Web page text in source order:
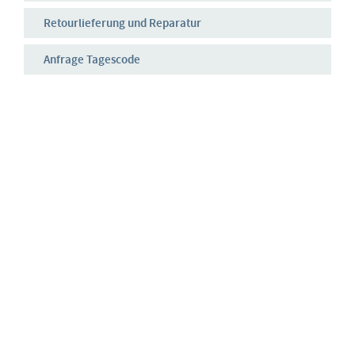
Retourlieferung und Reparatur
Anfrage Tagescode